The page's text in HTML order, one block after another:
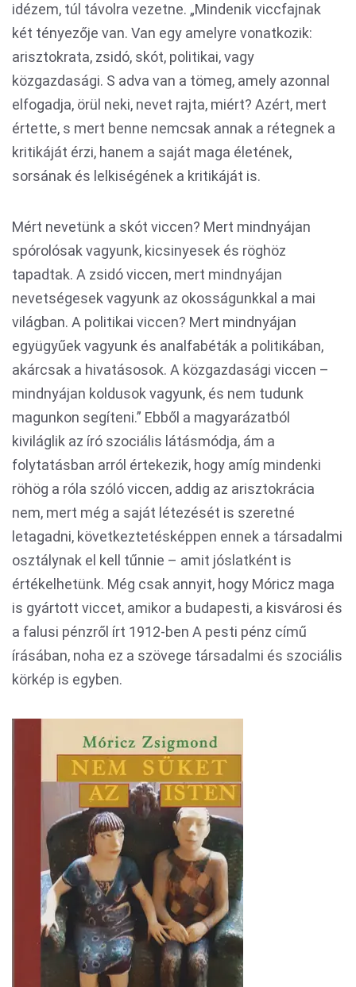
idézem, túl távolra vezetne. „Mindenik viccfajnak
két tényezője van. Van egy amelyre vonatkozik:
arisztokrata, zsidó, skót, politikai, vagy
közgazdasági. S adva van a tömeg, amely azonnal
elfogadja, örül neki, nevet rajta, miért? Azért, mert
értette, s mert benne nemcsak annak a rétegnek a
kritikáját érzi, hanem a saját maga életének,
sorsának és lelkiségének a kritikáját is.
Mért nevetünk a skót viccen? Mert mindnyájan
spórolósak vagyunk, kicsinyesek és röghöz
tapadtak. A zsidó viccen, mert mindnyájan
nevetségesek vagyunk az okosságunkkal a mai
világban. A politikai viccen? Mert mindnyájan
együgyűek vagyunk és analfabéták a politikában,
akárcsak a hivatásosok. A közgazdasági viccen –
mindnyájan koldusok vagyunk, és nem tudunk
magunkon segíteni.” Ebből a magyarázatból
kiviláglik az író szociális látásmódja, ám a
folytatásban arról értekezik, hogy amíg mindenki
röhög a róla szóló viccen, addig az arisztokrácia
nem, mert még a saját létezését is szeretné
letagadni, következtetésképpen ennek a társadalmi
osztálynak el kell tűnnie – amit jóslatként is
értékelhetünk. Még csak annyit, hogy Móricz maga
is gyártott viccet, amikor a budapesti, a kisvárosi és
a falusi pénzről írt 1912-ben A pesti pénz című
írásában, noha ez a szövege társadalmi és szociális
körkép is egyben.